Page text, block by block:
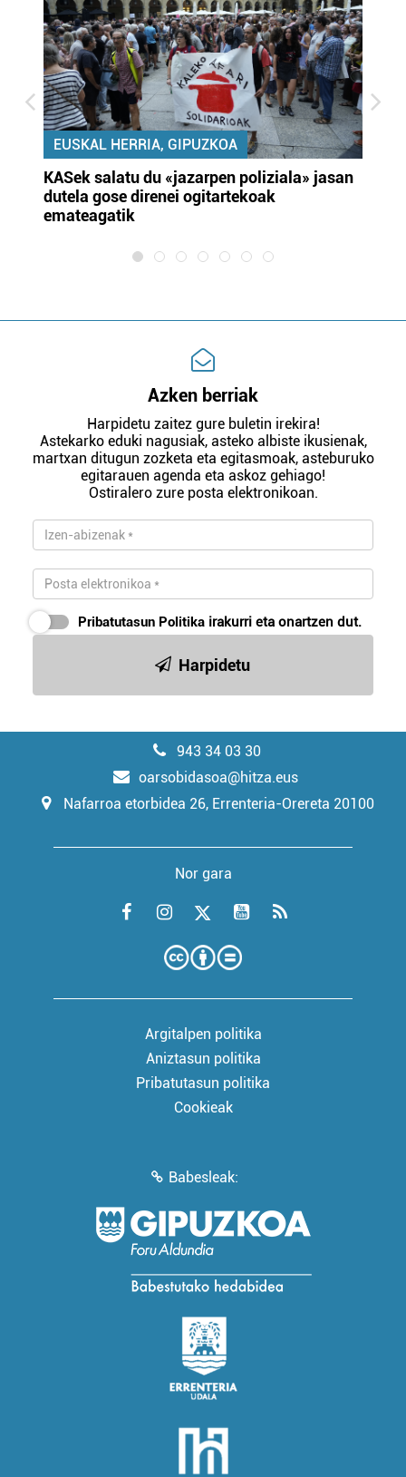
EUSKAL HERRIA, GIPUZKOA
KASek salatu du «jazarpen poliziala» jasan
dutela gose direnei ogitartekoak
emateagatik
Azken berriak
Harpidetu zaitez gure buletin irekira!
Astekarko eduki nagusiak, asteko albiste ikusienak,
martxan ditugun zozketa eta egitasmoak, asteburuko
egitarauen agenda eta askoz gehiago!
Ostiralero zure posta elektronikoan.
Pribatutasun Politika irakurri eta onartzen dut.
Harpidetu
943 34 03 30
oarsobidasoa@hitza.eus
Nafarroa etorbidea 26, Errenteria-Orereta 20100
Nor gara
Argitalpen politika
Aniztasun politika
Pribatutasun politika
Cookieak
Babesleak: